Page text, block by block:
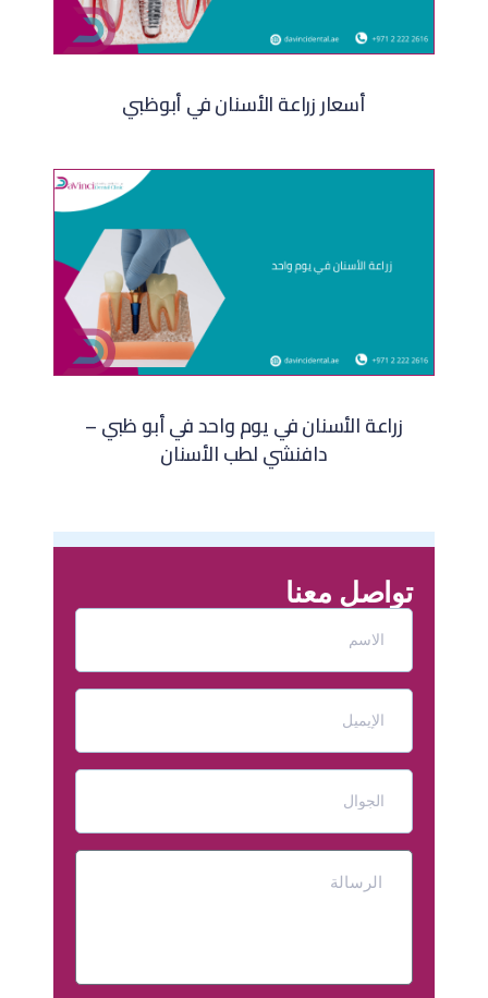
أسعار زراعة الأسنان في أبوظبي
زراعة الأسنان في يوم واحد في أبو ظبي –
دافنشي لطب الأسنان
تواصل معنا